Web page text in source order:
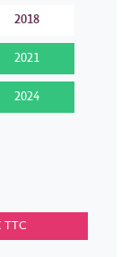
2018
2021
2024
TTC